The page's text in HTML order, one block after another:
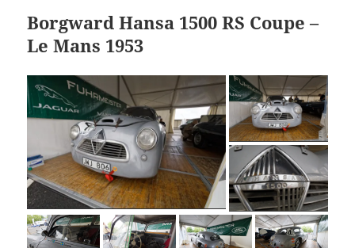
Borgward Hansa 1500 RS Coupe –
Le Mans 1953